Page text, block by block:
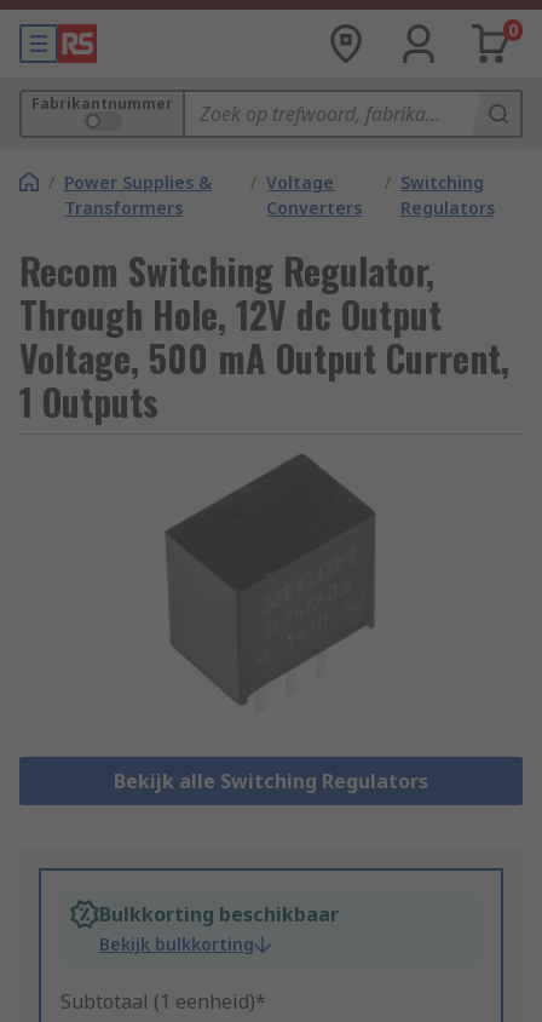
0
Fabrikantnummer
/ Power Supplies &
Transformers
/ Voltage
Converters
/ Switching
Regulators
Recom Switching Regulator,
Through Hole, 12V dc Output
Voltage, 500 mA Output Current,
1 Outputs
Bekijk alle Switching Regulators
Bulkkorting beschikbaar
Bekijk bulkkorting
Subtotaal (1 eenheid)*